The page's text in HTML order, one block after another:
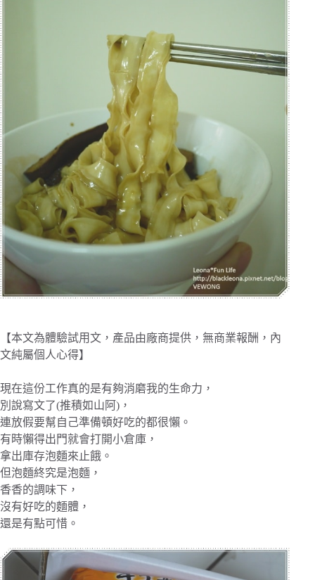
【本文為體驗試用文，產品由廠商提供，無商業報酬，內
文純屬個人心得】
現在這份工作真的是有夠消磨我的生命力，
別說寫文了(推積如山阿)，
連放假要幫自己準備頓好吃的都很懶。
有時懶得出門就會打開小倉庫，
拿出庫存泡麵來止餓。
但泡麵終究是泡麵，
香香的調味下，
沒有好吃的麵體，
還是有點可惜。